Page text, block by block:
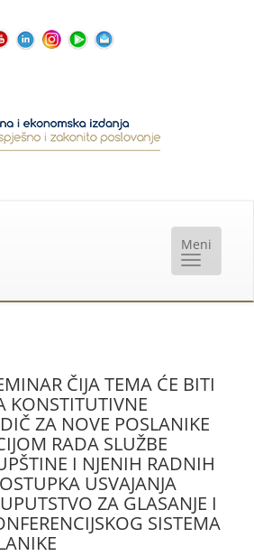
ČIJA TEMA ĆE BITI
KONSTITUTIVNE
ZA NOVE POSLANIKE
RADA SLUŽBE
I NJENIH RADNIH
USVAJANJA
ZA GLASANJE I
SISTEMA